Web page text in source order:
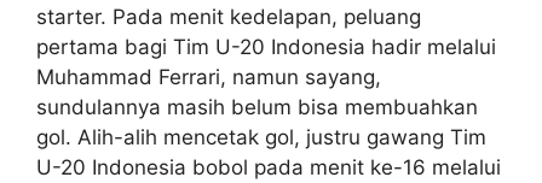
starter. Pada menit kedelapan, peluang
pertama bagi Tim U-20 Indonesia hadir melalui
Muhammad Ferrari, namun sayang,
sundulannya masih belum bisa membuahkan
gol. Alih-alih mencetak gol, justru gawang Tim
U-20 Indonesia bobol pada menit ke-16 melalui